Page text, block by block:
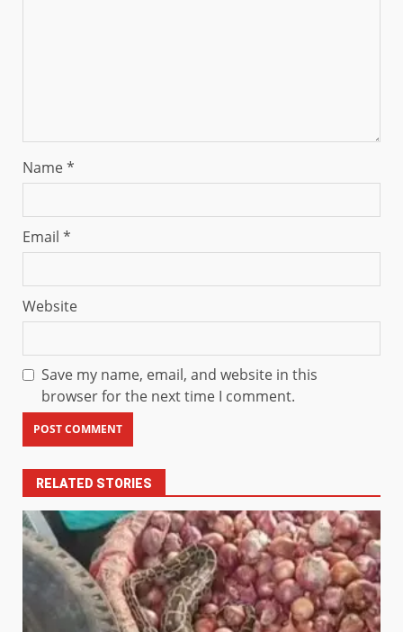
Name*
Email *
Website
Save my name, email, and website in this
browser for the next time I comment.
RELATED STORIES